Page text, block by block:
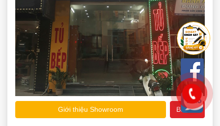
Giới thiệu Showroom Bản đồ